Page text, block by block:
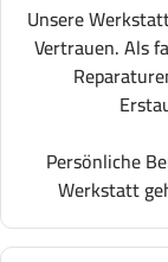
Unsere
Vertrauen. Als
Persönliche
Werkstatt